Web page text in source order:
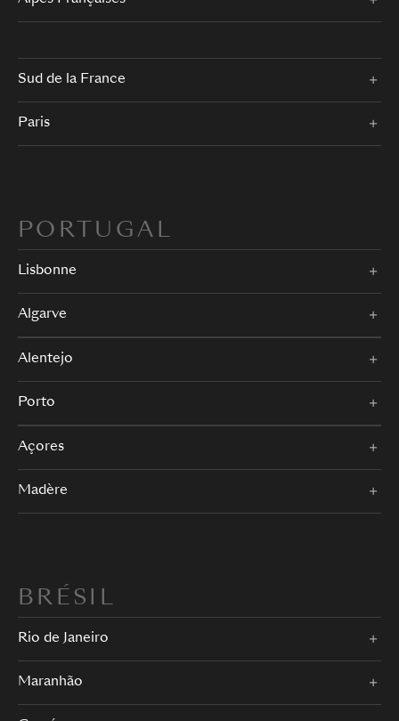
Sud de la France
Paris
PORTUGAL
Lisbonne
Algarve
Alentejo
Porto
Açores
Madère
BRÉSIL
Rio de Janeiro
Maranhão